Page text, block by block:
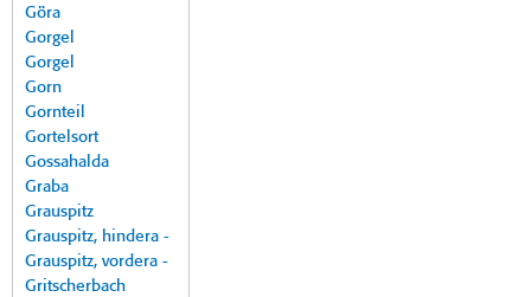
Göra
Gorgel
Gorgel
Gorn
Gornteil
Gortelsort
Gossahalda
Graba
Grauspitz
Grauspitz, hindera -
Grauspitz, vordera -
Gritscherbach